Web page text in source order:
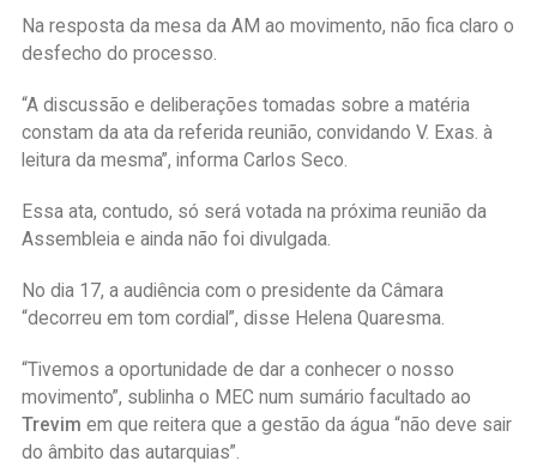
Na resposta da mesa da AM ao movimento, não fica claro o
desfecho do processo.
“A discussão e deliberações tomadas sobre a matéria
constam da ata da referida reunião, convidando V. Exas. à
leitura da mesma”, informa Carlos Seco.
Essa ata, contudo, só será votada na próxima reunião da
Assembleia e ainda não foi divulgada.
No dia 17, a audiência com o presidente da Câmara
“decorreu em tom cordial”, disse Helena Quaresma.
“Tivemos a oportunidade de dar a conhecer o nosso
movimento”, sublinha o MEC num sumário facultado ao
Trevim em que reitera que a gestão da água “não deve sair
do âmbito das autarquias”.